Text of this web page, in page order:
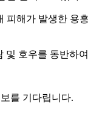
피해가 발생한
호우를 동반하
를 기다립니다.